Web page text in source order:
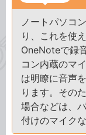
ノートパソコ
り、これを使
OneNoteで録
コン内蔵のマ
は明瞭に音声
ります。その
場合などは、
付けのマイク